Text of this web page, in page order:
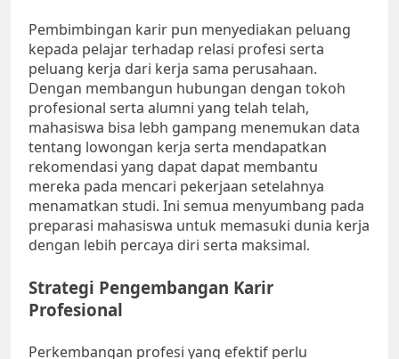
Pembimbingan karir pun menyediakan peluang
kepada pelajar terhadap relasi profesi serta
peluang kerja dari kerja sama perusahaan.
Dengan membangun hubungan dengan tokoh
profesional serta alumni yang telah telah,
mahasiswa bisa lebh gampang menemukan data
tentang lowongan kerja serta mendapatkan
rekomendasi yang dapat dapat membantu
mereka pada mencari pekerjaan setelahnya
menamatkan studi. Ini semua menyumbang pada
preparasi mahasiswa untuk memasuki dunia kerja
dengan lebih percaya diri serta maksimal.
Strategi Pengembangan Karir
Profesional
Perkembangan profesi yang efektif perlu